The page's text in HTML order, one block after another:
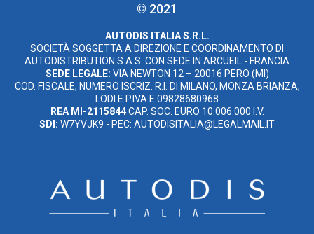
© 2021
AUTODIS ITALIA S.R.L.
SOCIETÀ SOGGETTA A DIREZIONE E COORDINAMENTO DI
AUTODISTRIBUTION S.A.S. CON SEDE IN ARCUEIL - FRANCIA
SEDE LEGALE: VIA NEWTON 12 – 20016 PERO (MI)
COD. FISCALE, NUMERO ISCRIZ. R.I. DI MILANO, MONZA BRIANZA,
LODI E P.IVA E 09828680968
REA MI-2115844CAP. SOC. EURO 10.006.000 I.V.
SDI: W7YVJK9 - PEC: AUTODISITALIA@LEGALMAIL.IT